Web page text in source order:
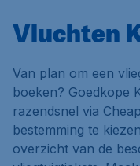
Vluchten
Van plan om een
boeken? Goedkope
razendsnel via
bestemming te
overzicht van de